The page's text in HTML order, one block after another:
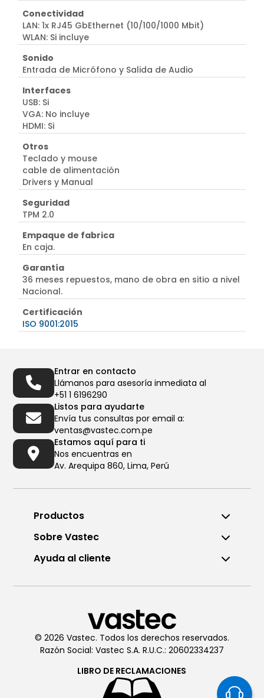
Conectividad
LAN: 1x RJ45 GbEthernet (10/100/1000 Mbit)
WLAN: Si incluye
Sonido
Entrada de Micrófono y Salida de Audio
Interfaces
USB: Si
VGA: No incluye
HDMI: Si
Otros
Teclado y mouse
cable de alimentación
Drivers y Manual
Seguridad
TPM 2.0
Empaque de fabrica
En caja.
Garantía
36 meses repuestos, mano de obra en sitio a nivel
Nacional.
Certificación
ISO 9001:2015
De Lunes a Viernes de 8:00am
a 6:00pm
Chatea conVastec
De Lunes a Viernes de 8:00am
a 6:00pm
Entrar en contacto
Llámanos para asesoría inmediata al
+51 1 6196290
Listos para ayudarte
Envía tus consultas por email a:
ventas@vastec.com.pe
Estamos aquí para ti
Nos encuentras en
Av. Arequipa 860, Lima, Perú
Productos
Sobre Vastec
Ayuda al cliente
© 2026 Vastec. Todos los derechos reservados.
Razón Social: Vastec S.A. R.U.C.: 20602334237
LIBRO DE RECLAMACIONES